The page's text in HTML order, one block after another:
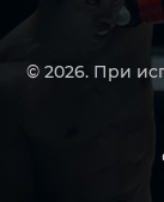
© 2026. При